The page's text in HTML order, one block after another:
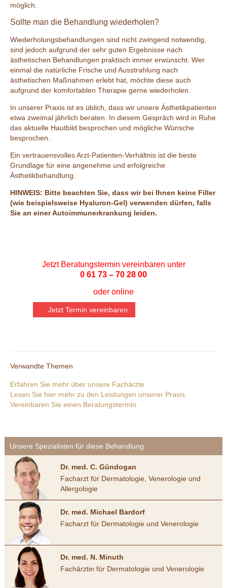
möglich.
Sollte man die Behandlung wiederholen?
Wiederholungsbehandlungen sind nicht zwingend notwendig,
sind jedoch aufgrund der sehr guten Ergebnisse nach
ästhetischen Behandlungen praktisch immer erwünscht. Wer
einmal die natürliche Frische und Ausstrahlung nach
ästhetischen Maßnahmen erlebt hat, möchte diese auch
aufgrund der komfortablen Therapie gerne wiederholen.
In unserer Praxis ist es üblich, dass wir unsere Ästhetikpatienten
etwa zweimal jährlich beraten. In diesem Gespräch wird in Ruhe
das aktuelle Hautbild besprochen und mögliche Wünsche
besprochen.
Ein vertrauensvolles Arzt-Patienten-Verhältnis ist die beste
Grundlage für eine angenehme und erfolgreiche
Ästhetikbehandlung.
HINWEIS: Bitte beachten Sie, dass wir bei Ihnen keine Filler
(wie beispielsweise Hyaluron-Gel) verwenden dürfen, falls
Sie an einer Autoimmunerkrankung leiden.
Jetzt Beratungstermin vereinbaren unter
0 61 73 – 70 28 00
oder online
Jetzt Termin vereinbaren
Verwandte Themen
Erfahren Sie mehr über unsere Fachärzte.
Lesen Sie hier mehr zu den Leistungen unserer Praxis.
Vereinbaren Sie einen Beratungstermin.
Unsere Spezialisten für diese Behandlung:
Dr. med. C. Gündogan
Facharzt für Dermatologie, Venerologie und
Allergologie
Dr. med. Michael Bardorf
Facharzt für Dermatologie und Venerologie
Dr. med. N. Minuth
Fachärztin für Dermatologie und Venerologie